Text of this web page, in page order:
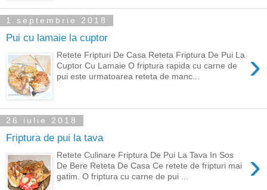
1 septembrie 2018
Pui cu lamaie la cuptor
›
Retete Fripturi De Casa Reteta Friptura De Pui La
Cuptor Cu Lamaie O friptura rapida cu carne de
pui este urmatoarea reteta de manc...
26 iulie 2018
Friptura de pui la tava
›
Retete Culinare Friptura De Pui La Tava In Sos
De Bere Reteta De Casa Ce retete de fripturi mai
gatim. O friptura cu carne de pui ...